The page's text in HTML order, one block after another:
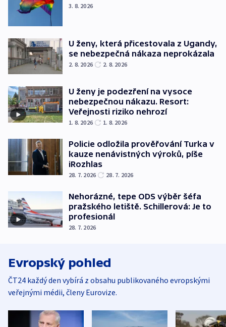
3. 8. 2026
U ženy, která přicestovala z Ugandy,
se nebezpečná nákaza neprokázala
2. 8. 2026 2. 8. 2026
U ženy je podezření na vysoce
nebezpečnou nákazu. Resort:
Veřejnosti riziko nehrozí
1. 8. 2026 1. 8. 2026
Policie odložila prověřování Turka v
kauze nenávistných výroků, píše
iRozhlas
28. 7. 2026 28. 7. 2026
Nehorázné, tepe ODS výběr šéfa
pražského letiště. Schillerová: Je to
profesionál
28. 7. 2026
Evropský pohled
ČT24 každý den vybírá z obsahu publikovaného evropskými
veřejnými médii, členy Eurovize.